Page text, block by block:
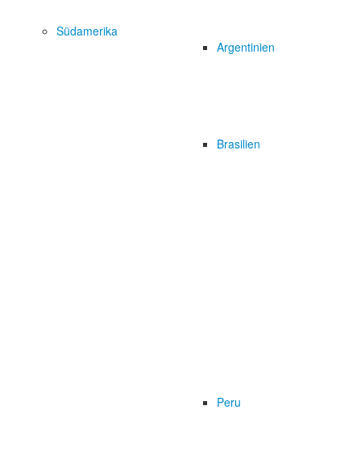
Südamerika
Argentinien
Brasilien
Peru